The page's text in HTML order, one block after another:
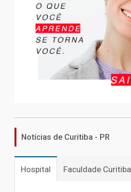
Notícias de Curitiba - PR
Hospital Faculdade Curitiba